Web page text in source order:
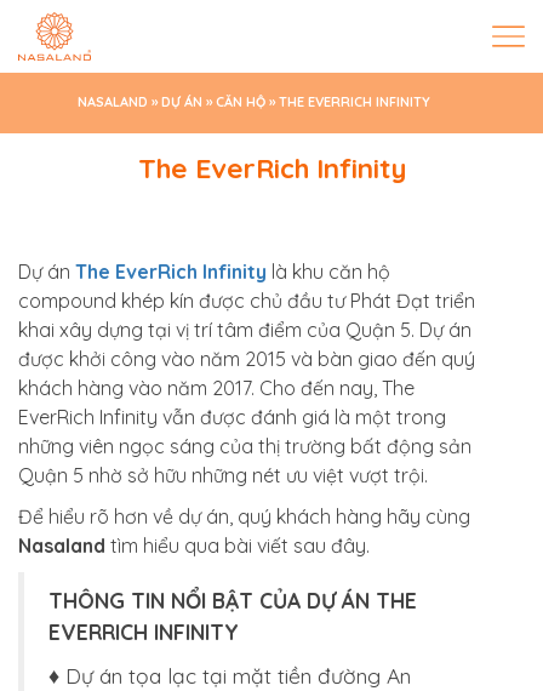
NASALAND »DỰ ÁN »CĂN HỘ»THE EVERRICH INFINITY
The EverRich Infinity
Dự án The EverRich Infinity là khu căn hộ
compound khép kín được chủ đầu tư Phát Đạt triển
khai xây dựng tại vị trí tâm điểm của Quận 5. Dự án
được khởi công vào năm 2015 và bàn giao đến quý
khách hàng vào năm 2017. Cho đến nay, The
EverRich Infinity vẫn được đánh giá là một trong
những viên ngọc sáng của thị trường bất động sản
Quận 5 nhờ sở hữu những nét ưu việt vượt trội.
Để hiểu rõ hơn về dự án, quý khách hàng hãy cùng
Nasaland tìm hiểu qua bài viết sau đây.
THÔNG TIN NỔI BẬT CỦA DỰ ÁN THE
EVERRICH INFINITY
♦ Dự án tọa lạc tại mặt tiền đường An